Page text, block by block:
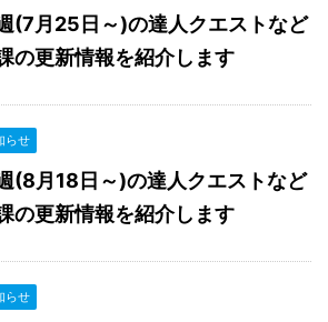
(7月25日～)の達人クエストなど
の更新情報を紹介します
らせ
(8月18日～)の達人クエストなど
の更新情報を紹介します
らせ